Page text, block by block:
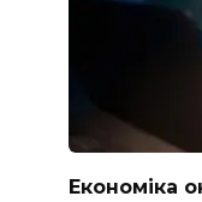
Економіка